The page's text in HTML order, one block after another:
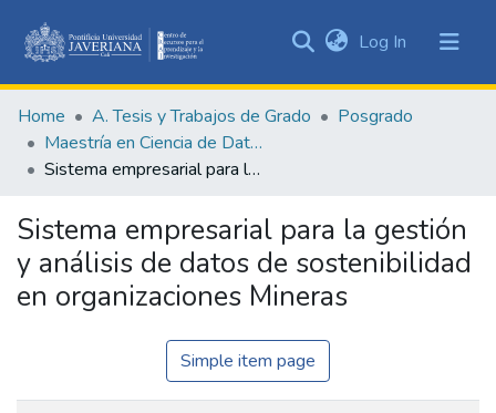
&
Collections
Statistics
Log In (current)
Home A. Tesis y Trabajos de Grado
Posgrado
Maestría en Ciencia de Datos
Sistema empresarial para la gestión y análisis de datos de sostenibilidad en organizaciones Mineras
Sistema empresarial para la gestión
y análisis de datos de sostenibilidad
en organizaciones Mineras
Simple item page